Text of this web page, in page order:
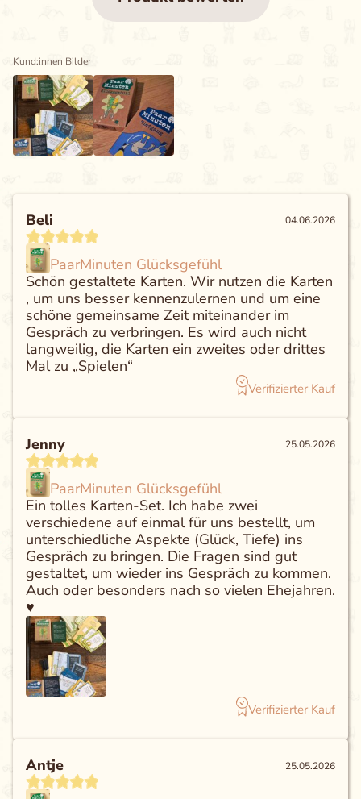
Kund:innen Bilder
Beli 04.06.2026
PaarMinuten Glücksgefühl
Schön gestaltete Karten. Wir nutzen die Karten
, um uns besser kennenzulernen und um eine
schöne gemeinsame Zeit miteinander im
Gespräch zu verbringen. Es wird auch nicht
langweilig, die Karten ein zweites oder drittes
Mal zu „Spielen“
Verifizierter Kauf
Jenny 25.05.2026
PaarMinuten Glücksgefühl
Ein tolles Karten-Set. Ich habe zwei
verschiedene auf einmal für uns bestellt, um
unterschiedliche Aspekte (Glück, Tiefe) ins
Gespräch zu bringen. Die Fragen sind gut
gestaltet, um wieder ins Gespräch zu kommen.
Auch oder besonders nach so vielen Ehejahren.
♥️
Verifizierter Kauf
Antje 25.05.2026